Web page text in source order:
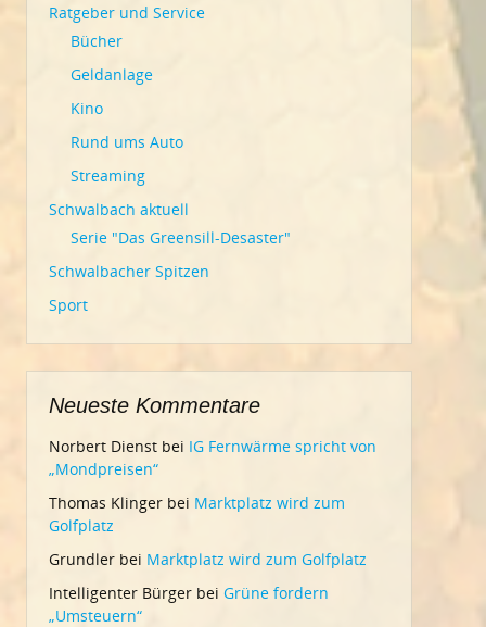
Ratgeber und Service
Bücher
Geldanlage
Kino
Rund ums Auto
Streaming
Schwalbach aktuell
Serie "Das Greensill-Desaster"
Schwalbacher Spitzen
Sport
Neueste Kommentare
Norbert Dienst bei IG Fernwärme spricht von
„Mondpreisen“
Thomas Klinger bei Marktplatz wird zum
Golfplatz
Grundler bei Marktplatz wird zum Golfplatz
Intelligenter Bürger bei Grüne fordern
„Umsteuern“